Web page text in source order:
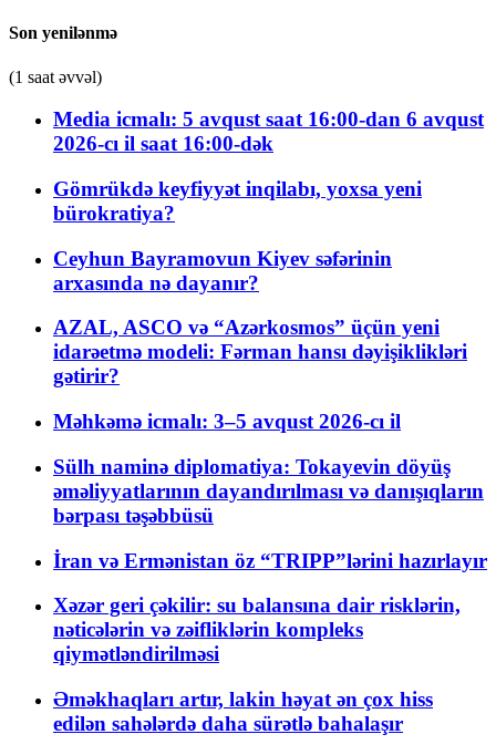
Son yenilənmə
(1 saat əvvəl)
Media icmalı: 5 avqust saat 16:00-dan 6 avqust
2026-cı il saat 16:00-dək
Gömrükdə keyfiyyət inqilabı, yoxsa yeni
bürokratiya?
Ceyhun Bayramovun Kiyev səfərinin
arxasında nə dayanır?
AZAL, ASCO və “Azərkosmos” üçün yeni
idarəetmə modeli: Fərman hansı dəyişiklikləri
gətirir?
Məhkəmə icmalı: 3–5 avqust 2026-cı il
Sülh naminə diplomatiya: Tokayevin döyüş
əməliyyatlarının dayandırılması və danışıqların
bərpası təşəbbüsü
İran və Ermənistan öz “TRIPP”lərini hazırlayır
Xəzər geri çəkilir: su balansına dair risklərin,
nəticələrin və zəifliklərin kompleks
qiymətləndirilməsi
Əməkhaqları artır, lakin həyat ən çox hiss
edilən sahələrdə daha sürətlə bahalaşır